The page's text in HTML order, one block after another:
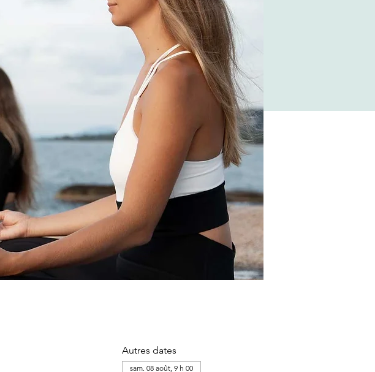
Autres dates
sam. 08 août, 9 h 00